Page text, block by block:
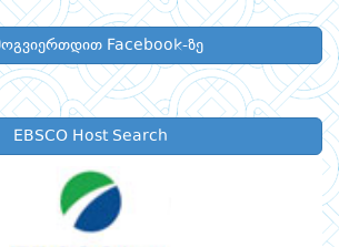
Facebook-ზე
EBSCO Host Search